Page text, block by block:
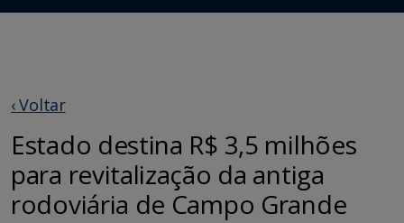
‹ Voltar
Estado destina R$ 3,5 milhões
para revitalização da antiga
rodoviária de Campo Grande